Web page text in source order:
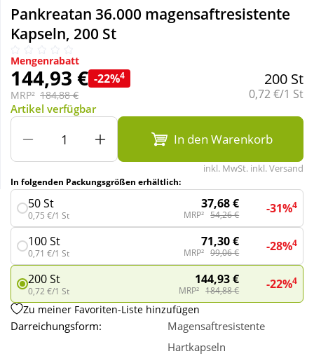
Natur & Homöopathie
Sanitätshaus
Sport & Fitness
Tierbedarf
Wellness
Pankreatan 36.000 magensaftresistente
Kapseln, 200 St
Mengenrabatt
144,93 € -22%4
MRP² 184,88 €
200 St
Grundpreis:
0,72 €/1 St
Artikel verfügbar
In den Warenkorb
inkl. MwSt. inkl. Versand
In folgenden Packungsgrößen erhältlich:
50 St
0,75 €/1 St
37,68 €
MRP² 54,26 € -31%4
100 St
0,71 €/1 St
71,30 €
MRP² 99,06 € -28%4
200 St
0,72 €/1 St
144,93 €
MRP² 184,88 € -22%4
Zu meiner Favoriten-Liste hinzufügen
Darreichungsform:
Magensaftresistente
Hartkapseln